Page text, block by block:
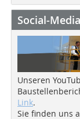
Social-
Unseren
Link.
Sie finden uns